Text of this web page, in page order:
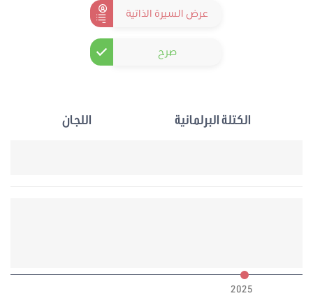
عرض السيرة الذاتية
صرح
الكتلة البرلمانية اللجان
2025